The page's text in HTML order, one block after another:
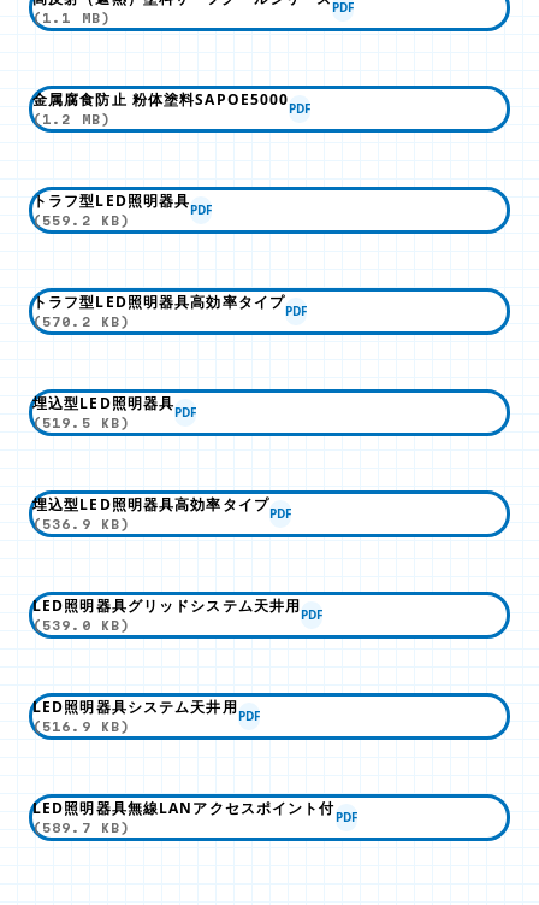
(1.1 MB)
PDF
金属腐食防止 粉体塗料SAPOE5000
(1.2 MB)
PDF
トラフ型LED照明器具
(559.2 KB)
PDF
トラフ型LED照明器具高効率タイプ
(570.2 KB)
PDF
埋込型LED照明器具
(519.5 KB)
PDF
埋込型LED照明器具高効率タイプ
(536.9 KB)
PDF
LED照明器具グリッドシステム天井用
(539.0 KB)
PDF
LED照明器具システム天井用
(516.9 KB)
PDF
LED照明器具無線LANアクセスポイント付
(589.7 KB)
PDF